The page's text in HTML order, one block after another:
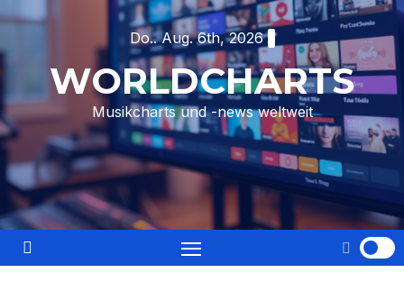
Skip
content
Do.. Aug. 6th, 2026
WORLDCHARTS
Musikcharts und -news weltweit